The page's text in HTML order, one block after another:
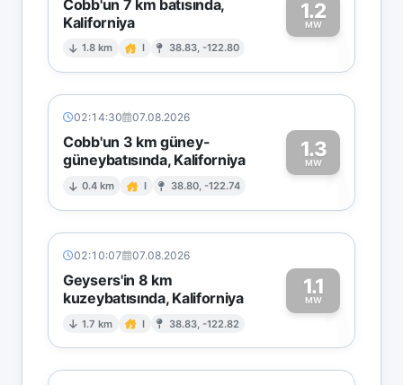
Cobb'un 7 km batısında,
Kaliforniya
1.8 km I 38.83, -122.80
1.2
MW1
02:14:30 07.08.2026
Cobb'un 3 km güney-
güneybatısında, Kaliforniya
0.4 km I 38.80, -122.74
1.3
MW1
02:10:07 07.08.2026
Geysers'in 8 km
kuzeybatısında, Kaliforniya
1.7 km I 38.83, -122.82
1.1
MW1